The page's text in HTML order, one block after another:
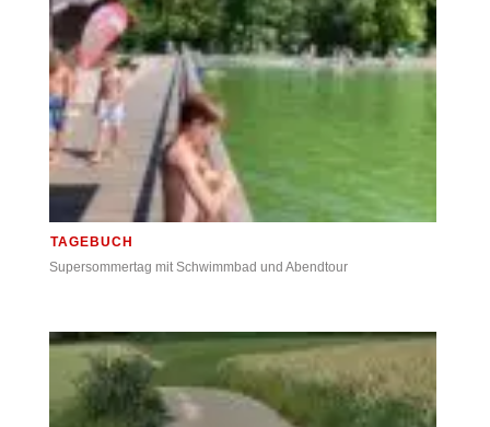
TAGEBUCH
Supersommertag mit Schwimmbad und Abendtour